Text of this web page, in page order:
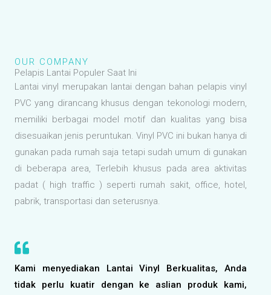
OUR COMPANY
Pelapis Lantai Populer Saat Ini
Lantai vinyl merupakan lantai dengan bahan pelapis vinyl
PVC yang dirancang khusus dengan tekonologi modern,
memiliki berbagai model motif dan kualitas yang bisa
disesuaikan jenis peruntukan. Vinyl PVC ini bukan hanya di
gunakan pada rumah saja tetapi sudah umum di gunakan
di beberapa area, Terlebih khusus pada area aktivitas
padat ( high traffic ) seperti rumah sakit, office, hotel,
pabrik, transportasi dan seterusnya.
Kami menyediakan Lantai Vinyl Berkualitas, Anda
tidak perlu kuatir dengan ke aslian produk kami,